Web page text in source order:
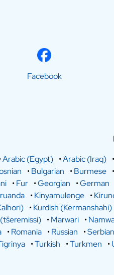
Facebook
Arabic (Egypt) •Arabic (Iraq) •
•Bulgarian •Burmese •
•Fur •Georgian •German
•Kinyamulenge •
•Kurdish (Kermanshahi)
•Marwari •
•Romania •Russian •Serbian
•Turkish •Turkmen •